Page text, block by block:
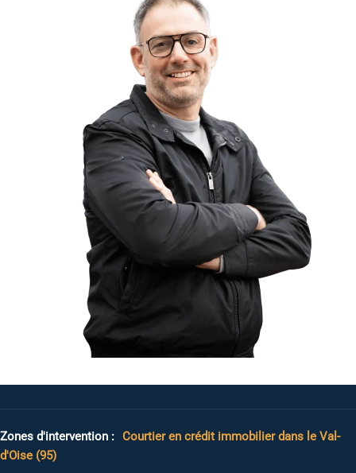
Zones d'intervention : Courtier en crédit immobilier dans le Val-
d'Oise (95)